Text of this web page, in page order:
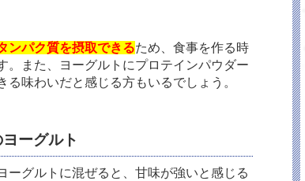
ンパク質を摂取できるため、食事を作る時
。また、ヨーグルトにプロテインパウダー
味わいだと感じる方もいるでしょう。
ーグルト
グルトに混ぜると、甘味が強いと感じる